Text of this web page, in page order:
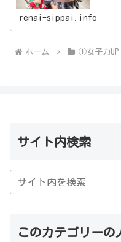
renai-sippai.info
ホーム ①女子力UP
サイト内検索
このカテゴリーの